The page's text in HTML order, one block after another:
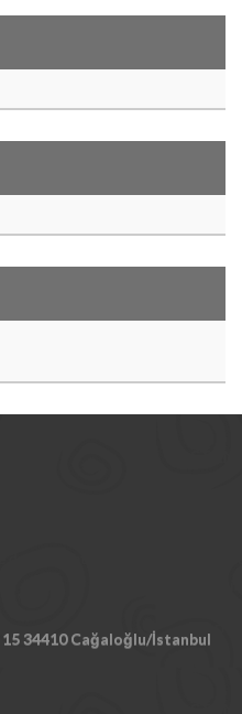
34410 Cağaloğlu/İstanbul